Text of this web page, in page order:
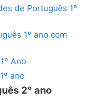
de Português 1º
1º ano com
Ano
ano
2° ano